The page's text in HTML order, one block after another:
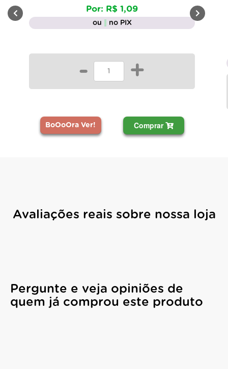
Por: R$ 1,09
ou no PIX
- +
BoOoOra Ver! Comprar
Avaliações reais sobre nossa loja
Pergunte e veja opiniões de
quem já comprou este produto